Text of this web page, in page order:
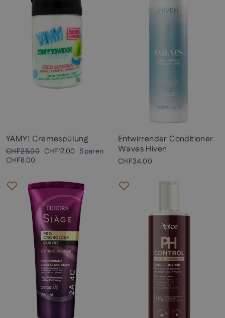
YAMY! Cremespülung
Normaler
Preis
CHF25.00 Sonderpreis
CHF17.00 Sparen
CHF8.00
Entwirrender Conditioner
Waves Hiven
CHF34.00